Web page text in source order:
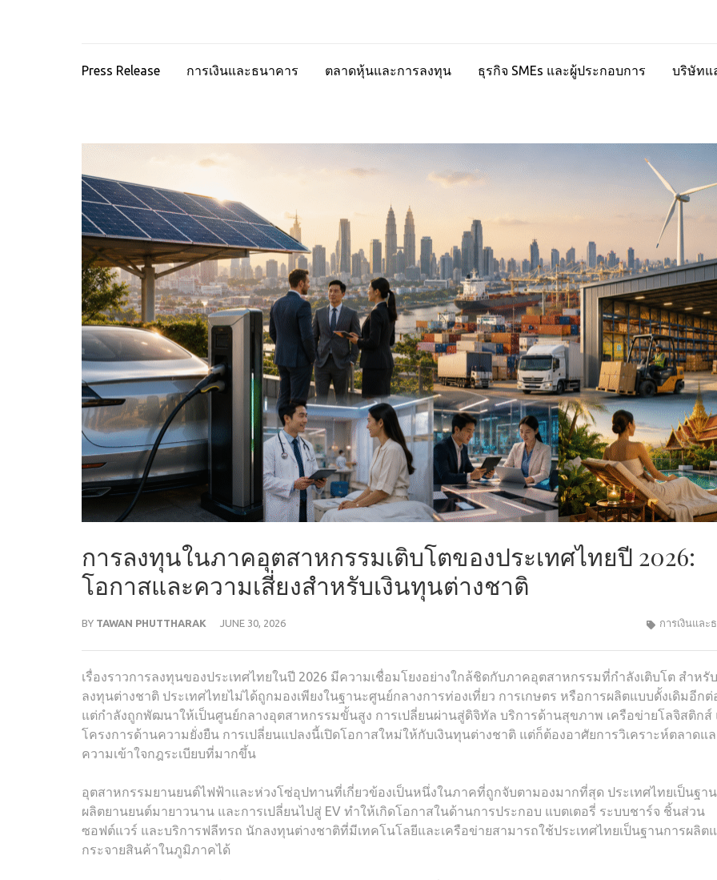
Press Release การเงินและธนาคาร ตลาดหุ้นและการลงทุน ธุรกิจ SMEs และผู้ประกอบการ บริษัทแ
การลงทุนในภาคอุตสาหกรรมเติบโตของประเทศไทยปี 2026:
โอกาสและความเสี่ยงสำหรับเงินทุนต่างชาติ
BY TAWAN PHUTTHARAK JUNE 30, 2026 การเงินและ
เรื่องราวการลงทุนของประเทศไทยในปี 2026 มีความเชื่อมโยงอย่างใกล้ชิดกับภาคอุตสาหกรรมที่กำลังเติบโต สำหรั
ลงทุนต่างชาติ ประเทศไทยไม่ได้ถูกมองเพียงในฐานะศูนย์กลางการท่องเที่ยว การเกษตร หรือการผลิตแบบดั้งเดิมอีกต่
แต่กำลังถูกพัฒนาให้เป็นศูนย์กลางอุตสาหกรรมขั้นสูง การเปลี่ยนผ่านสู่ดิจิทัล บริการด้านสุขภาพ เครือข่ายโลจิสติกส์
โครงการด้านความยั่งยืน การเปลี่ยนแปลงนี้เปิดโอกาสใหม่ให้กับเงินทุนต่างชาติ แต่ก็ต้องอาศัยการวิเคราะห์ตลาดแล
ความเข้าใจกฎระเบียบที่มากขึ้น
อุตสาหกรรมยานยนต์ไฟฟ้าและห่วงโซ่อุปทานที่เกี่ยวข้องเป็นหนึ่งในภาคที่ถูกจับตามองมากที่สุด ประเทศไทยเป็นฐา
ผลิตยานยนต์มายาวนาน และการเปลี่ยนไปสู่ EV ทำให้เกิดโอกาสในด้านการประกอบ แบตเตอรี่ ระบบชาร์จ ชิ้นส่วน
ซอฟต์แวร์ และบริการฟลีทรถ นักลงทุนต่างชาติที่มีเทคโนโลยีและเครือข่ายสามารถใช้ประเทศไทยเป็นฐานการผลิต
กระจายสินค้าในภูมิภาคได้